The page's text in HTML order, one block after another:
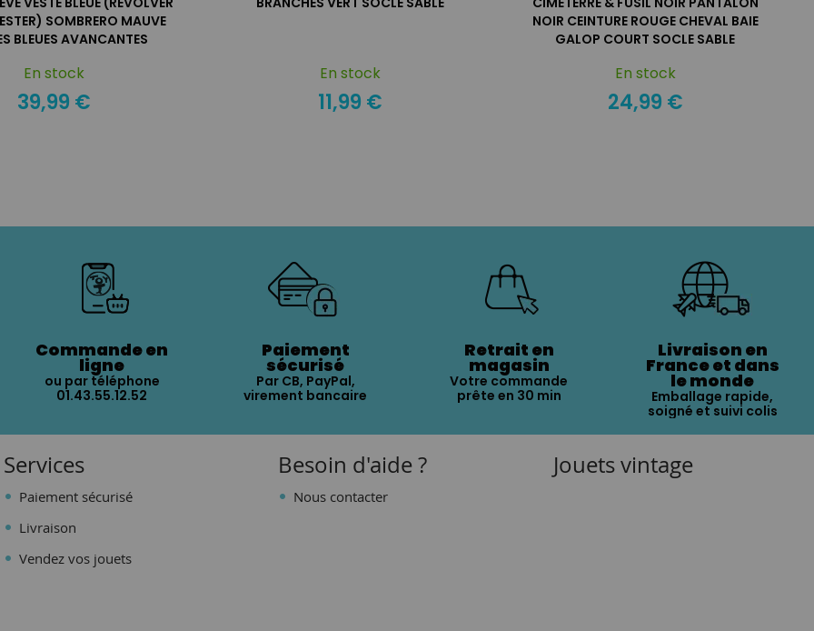
SOMBRERO MAUVE
BLEUES AVANCANTES
En stock
39,99 €
En stock
11,99 €
NOIR CEINTURE ROUGE CHEVAL BAIE
GALOP COURT SOCLE SABLE
En stock
24,99 €
Commande en
ligne
ou par téléphone
01.43.55.12.52
Paiement
sécurisé
Par CB, PayPal,
virement bancaire
Retrait en
magasin
Votre commande
prête en 30 min
Livraison en
France et dans
le monde
Emballage rapide,
soigné et suivi colis
Services
Paiement sécurisé
Livraison
Vendez vos jouets
Besoin d'aide ?
Nous contacter
Jouets vintage